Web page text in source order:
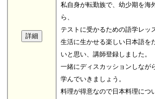
私自身が転勤族で、幼少期を海
ら、
テストに受かるための語学レッ
生活に生かせる楽しい日本語を
いと思い、講師登録しました。
一緒にディスカッションしなが
学んでいきましょう。
料理が得意なので日本料理につ